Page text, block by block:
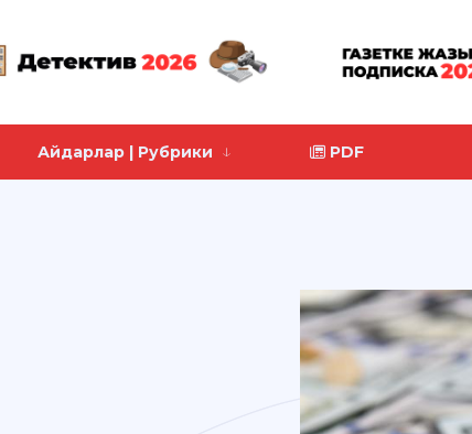
Айдарлар | Рубрики PDF